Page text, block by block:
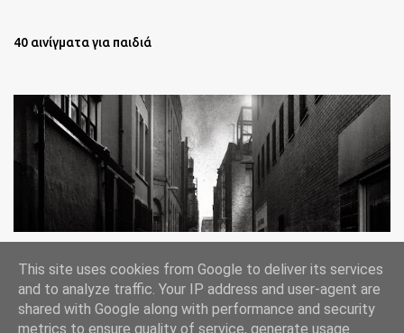
40 αινίγματα για παιδιά
Lee Jeffries
This site uses cookies from Google to deliver its services
and to analyze traffic. Your IP address and user-agent are
shared with Google along with performance and security
metrics to ensure quality of service, generate usage